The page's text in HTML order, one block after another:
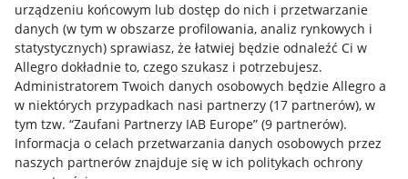
urządzeniu końcowym lub dostęp do nich i przetwarzanie
danych (w tym w obszarze profilowania, analiz rynkowych i
statystycznych) sprawiasz, że łatwiej będzie odnaleźć Ci w
Allegro dokładnie to, czego szukasz i potrzebujesz.
Administratorem Twoich danych osobowych będzie Allegro a
w niektórych przypadkach nasi partnerzy (17 partnerów), w
tym tzw. “Zaufani Partnerzy IAB Europe” (9 partnerów).
Informacja o celach przetwarzania danych osobowych przez
naszych partnerów znajduje się w ich politykach ochrony
Przydatne informacje